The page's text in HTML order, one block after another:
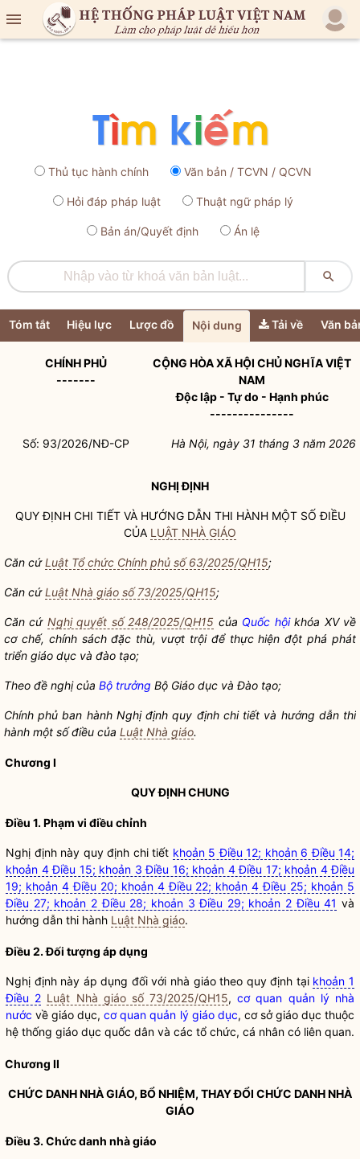

Thủ tục hành chính Văn bản / TCVN / QCVN
Hỏi đáp pháp luật Thuật ngữ pháp lý
Bản án/Quyết định Án lệ

Tóm tắt Hiệu lực Lược đồ Nội dung Tải về Văn
CHÍNH PHỦ
-------
CỘNG HÒA XÃ HỘI CHỦ NGHĨA VIỆT
NAM
Độc lập - Tự do - Hạnh phúc
---------------
Số: 93/2026/NĐ-CP Hà Nội, ngày 31 tháng 3 năm 2026
NGHỊ ĐỊNH
QUY ĐỊNH CHI TIẾT VÀ HƯỚNG DẪN THI HÀNH MỘT SỐ ĐIỀU
CỦA LUẬT NHÀ GIÁO
Căn cứLuật Tổ chức Chính phủ số 63/2025/QH15;
Căn cứLuật Nhà giáo số 73/2025/QH15;
Căn cứ Nghị quyết số 248/2025/QH15 của Quốc hộikhóa XV về
cơ chế, chính sách đặc thù, vượt trội để thực hiện đột phá phát
triển giáo dục và đào tạo;
Theo đề nghị của Bộ trưởng Bộ Giáo dục và Đào tạo;
Chính phủ ban hành Nghị định quy định chi tiết và hướng dẫn thi
hành một số điều của Luật Nhà giáo.
Chương I
QUY ĐỊNH CHUNG
Điều 1. Phạm vi điều chỉnh
Nghị định này quy định chi tiết khoản 5 Điều 12; khoản 6 Điều 14;
khoản 4 Điều 15; khoản 3 Điều 16; khoản 4 Điều 17; khoản 4 Điều
19; khoản 4 Điều 20; khoản 4 Điều 22; khoản 4 Điều 25; khoản 5
Điều 27; khoản 2 Điều 28; khoản 3 Điều 29; khoản 2 Điều 41 và
hướng dẫn thi hành Luật Nhà giáo.
Điều 2. Đối tượng áp dụng
Nghị định này áp dụng đối với nhà giáo theo quy định tại khoản 1
Điều 2 Luật Nhà giáo số 73/2025/QH15,cơ quan quản lý nhà
nước về giáo dục,cơ quan quản lý giáo dục, cơ sở giáo dục thuộc
hệ thống giáo dục quốc dân và các tổ chức, cá nhân có liên quan.
Chương II
CHỨC DANH NHÀ GIÁO, BỔ NHIỆM, THAY ĐỔI CHỨC DANH NHÀ
GIÁO
Điều 3. Chức danh nhà giáo